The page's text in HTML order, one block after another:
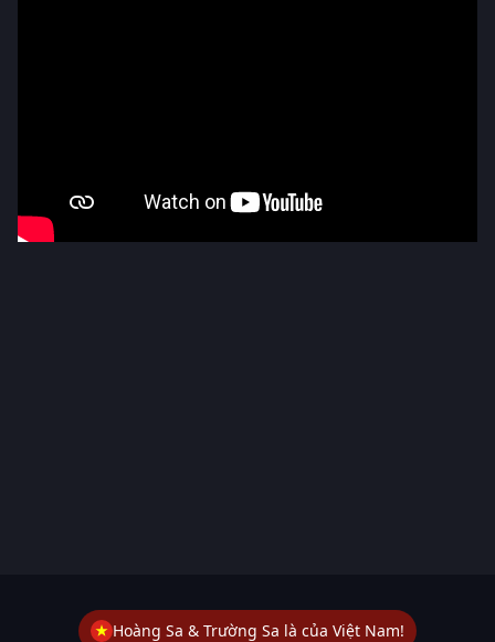
Hoàng Sa & Trường Sa là của Việt Nam!